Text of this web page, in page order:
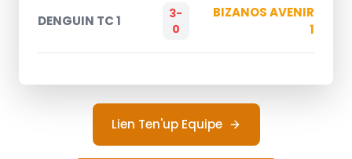
DENGUIN TC 1
3-
0
BIZANOS AVENIR
1
Lien Ten'up Equipe